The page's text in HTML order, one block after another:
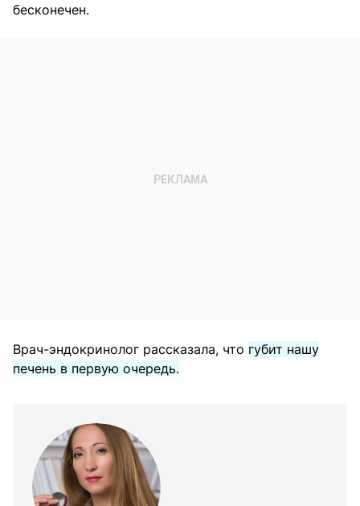
бесконечен.
Врач-эндокринолог рассказала, что губит нашу
печень в первую очередь.